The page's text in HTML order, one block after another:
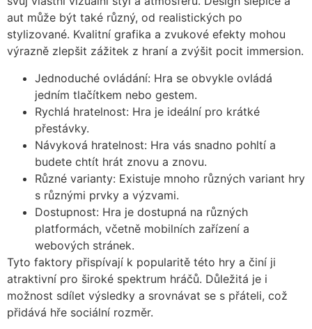
aut může být také různý, od realistických po
stylizované. Kvalitní grafika a zvukové efekty mohou
výrazně zlepšit zážitek z hraní a zvýšit pocit immersion.
Jednoduché ovládání: Hra se obvykle ovládá
jedním tlačítkem nebo gestem.
Rychlá hratelnost: Hra je ideální pro krátké
přestávky.
Návyková hratelnost: Hra vás snadno pohltí a
budete chtít hrát znovu a znovu.
Různé varianty: Existuje mnoho různých variant hry
s různými prvky a výzvami.
Dostupnost: Hra je dostupná na různých
platformách, včetně mobilních zařízení a
webových stránek.
Tyto faktory přispívají k popularitě této hry a činí ji
atraktivní pro široké spektrum hráčů. Důležitá je i
možnost sdílet výsledky a srovnávat se s přáteli, což
přidává hře sociální rozměr.